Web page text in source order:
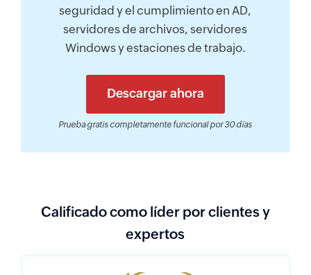
seguridad y el cumplimiento en AD,
servidores de archivos, servidores
Windows y estaciones de trabajo.
Descargar ahora
Prueba gratis completamente funcional por 30 días
Calificado como líder por clientes y
expertos